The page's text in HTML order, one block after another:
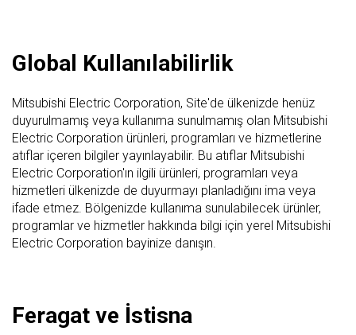
Global Kullanılabilirlik
Mitsubishi Electric Corporation, Site'de ülkenizde henüz
duyurulmamış veya kullanıma sunulmamış olan Mitsubishi
Electric Corporation ürünleri, programları ve hizmetlerine
atıflar içeren bilgiler yayınlayabilir. Bu atıflar Mitsubishi
Electric Corporation'ın ilgili ürünleri, programları veya
hizmetleri ülkenizde de duyurmayı planladığını ima veya
ifade etmez. Bölgenizde kullanıma sunulabilecek ürünler,
programlar ve hizmetler hakkında bilgi için yerel Mitsubishi
Electric Corporation bayinize danışın.
Feragat ve İstisna